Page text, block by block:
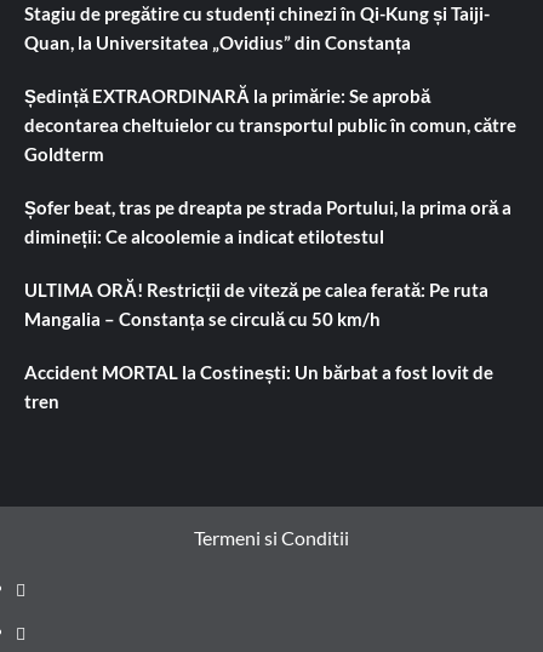
Stagiu de pregătire cu studenți chinezi în Qi-Kung și Taiji-
Quan, la Universitatea „Ovidius” din Constanța
Ședință EXTRAORDINARĂ la primărie: Se aprobă
decontarea cheltuielor cu transportul public în comun, către
Goldterm
Șofer beat, tras pe dreapta pe strada Portului, la prima oră a
dimineții: Ce alcoolemie a indicat etilotestul
ULTIMA ORĂ! Restricții de viteză pe calea ferată: Pe ruta
Mangalia – Constanța se circulă cu 50 km/h
Accident MORTAL la Costinești: Un bărbat a fost lovit de
tren
Termeni si Conditii
Prima
pagină
Știri